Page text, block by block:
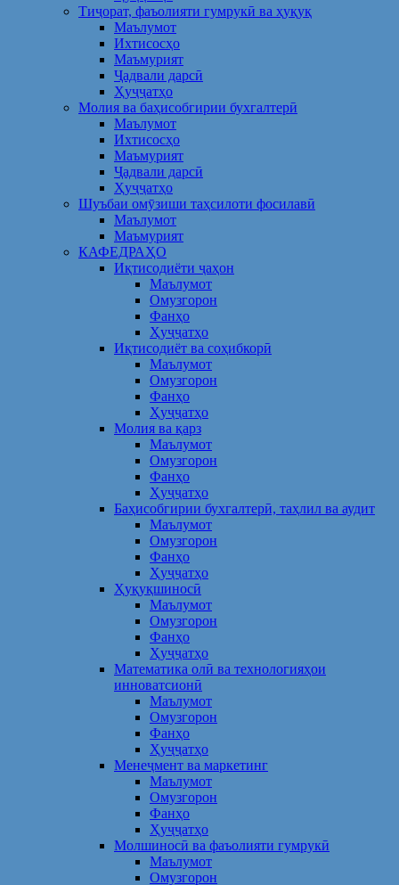
Тиҷорат, фаъолияти гумрукӣ ва ҳуқуқ
Маълумот
Ихтисосҳо
Маъмурият
Ҷадвали дарсӣ
Ҳуҷҷатҳо
Молия ва баҳисобгирии бухгалтерӣ
Маълумот
Ихтисосҳо
Маъмурият
Ҷадвали дарсӣ
Ҳуҷҷатҳо
Шуъбаи омӯзиши таҳсилоти фосилавӣ
Маълумот
Маъмурият
КАФЕДРАҲО
Иқтисодиёти ҷаҳон
Маълумот
Омузгорон
Фанҳо
Ҳуҷҷатҳо
Иқтисодиёт ва соҳибкорӣ
Маълумот
Омузгорон
Фанҳо
Ҳуҷҷатҳо
Молия ва қарз
Маълумот
Омузгорон
Фанҳо
Ҳуҷҷатҳо
Баҳисобгирии бухгалтерӣ, таҳлил ва аудит
Маълумот
Омузгорон
Фанҳо
Ҳуҷҷатҳо
Ҳуқуқшиносӣ
Маълумот
Омузгорон
Фанҳо
Ҳуҷҷатҳо
Математика олӣ ва технологияҳои
инноватсионӣ
Маълумот
Омузгорон
Фанҳо
Ҳуҷҷатҳо
Менеҷмент ва маркетинг
Маълумот
Омузгорон
Фанҳо
Ҳуҷҷатҳо
Молшиносӣ ва фаъолияти гумрукӣ
Маълумот
Омузгорон